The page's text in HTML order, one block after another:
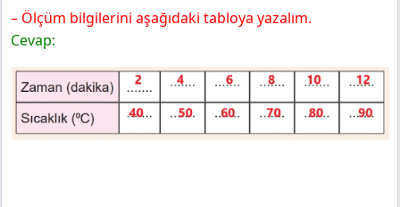
– Ölçüm bilgilerini aşağıdaki tabloya yazalım.
Cevap: